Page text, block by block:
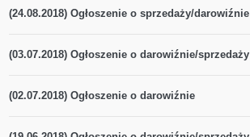
(24.08.2018) Ogłoszenie o sprzedaży/darowiźnie
(03.07.2018) Ogłoszenie o darowiźnie/sprzedaży
(02.07.2018) Ogłoszenie o darowiźnie